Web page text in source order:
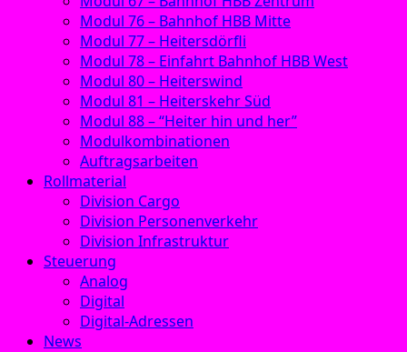
Modul 76 – Bahnhof HBB Mitte
Modul 77 – Heitersdörfli
Modul 78 – Einfahrt Bahnhof HBB West
Modul 80 – Heiterswind
Modul 81 – Heiterskehr Süd
Modul 88 – “Heiter hin und her”
Modulkombinationen
Auftragsarbeiten
Rollmaterial
Division Cargo
Division Personenverkehr
Division Infrastruktur
Steuerung
Analog
Digital
Digital-Adressen
News